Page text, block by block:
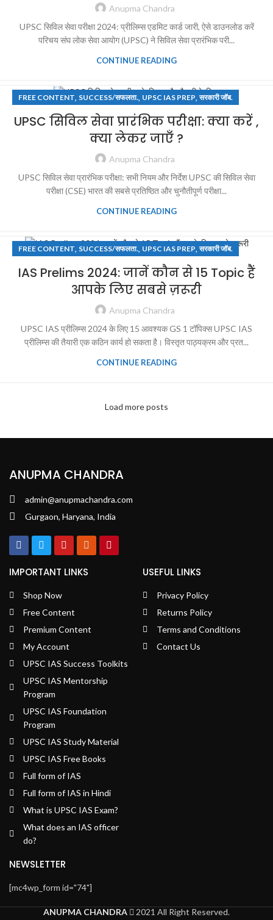
Anupma Chandra
UPSC सिविल सेवा परीक्षा 2024: प्रीलिम्स एडमिट कार्ड जारी, ऐसे डाउनलोड करें
परिचय संघ लोक सेवा आयोग (UPSC) ने सिविल सेवा प्रारंभिक परी...
CONTINUE READING
FREE CONTENT, SUCCESS/सफलता., UPSC IAS PREP, सरकारी जॉब.
UPSC सिविल सेवा प्रारंभिक परीक्षा: क्या करें ,
क्या लेकर जाएँ ?
Anupma Chandra
UPSC सिविल सेवा प्रारंभिक परीक्षा: सभी नियम और निर्देश UPSC की सिविल सेवा
परीक्षा (CSE) भारत की सबसे प्रतिष्ठित और चुनौतीपूर्ण परीक्षा...
CONTINUE READING
FREE CONTENT, SUCCESS/सफलता., UPSC IAS PREP, सरकारी जॉब.
IAS Prelims 2024: जानें कौन से 15 Topic हैं
आपके लिए सबसे ज़रूरी
Anupma Chandra
UPSC IAS प्रीलिम्स 2024 के लिए 15 आवश्यक GS 1 टॉपिक्स UPSC IAS
प्रीलिम्स की तैयारी एक कठिन कार्य हो सकता है। विस्तृत पाठ्यक्रम और प्रत...
CONTINUE READING
Load more posts
ANUPMA CHANDRA
admin@anupmachandra.com
Gurgaon, Haryana, India
IMPORTANT LINKS
Shop Now
Free Content
Premium Content
My Account
UPSC IAS Success Toolkits
UPSC IAS Mentorship
Program
UPSC IAS Foundation
Program
UPSC IAS Study Material
UPSC IAS Free Books
Full form of IAS
Full form of IAS in Hindi
What is UPSC IAS Exam?
What does an IAS officer
do?
USEFUL LINKS
Privacy Policy
Returns Policy
Terms and Conditions
Contact Us
NEWSLETTER
[mc4wp_form id="74"]
ANUPMA CHANDRA 2021 All Right Reserved.